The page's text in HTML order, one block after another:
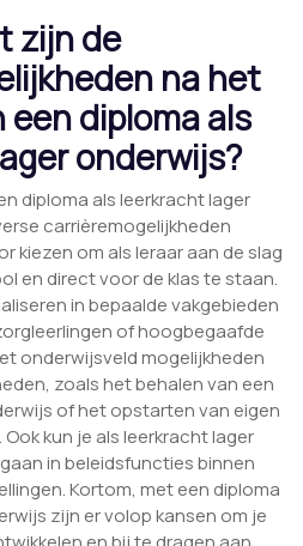
zijn de
na het
een diploma als
onderwijs?
diploma als leerkracht lager
carrièremogelijkheden
kiezen om als leraar aan de slag
en direct voor de klas te staan.
in bepaalde vakgebieden
of hoogbegaafde
onderwijsveld mogelijkheden
zoals het behalen van een
of het opstarten van eigen
kun je als leerkracht lager
in beleidsfuncties binnen
Kortom, met een diploma
zijn er volop kansen om je